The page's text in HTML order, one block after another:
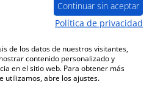
01005050
Precio normal:
37,93 €
de entrega: 4-6 días
Continuar sin aceptar
Política de privacidad
de los datos de nuestros visitantes,
contenido personalizado y
en el sitio web. Para obtener más
utilizamos, abre los ajustes.